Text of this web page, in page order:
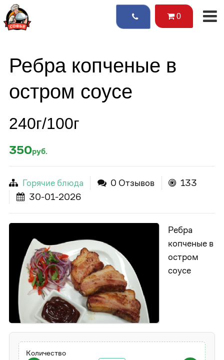
0
Ребра копченые в
остром соусе
240г/100г
350руб.
Горячие блюда 0 Отзывов
133
30-01-2026
Ребра
копченые в
остром
соусе
Количество